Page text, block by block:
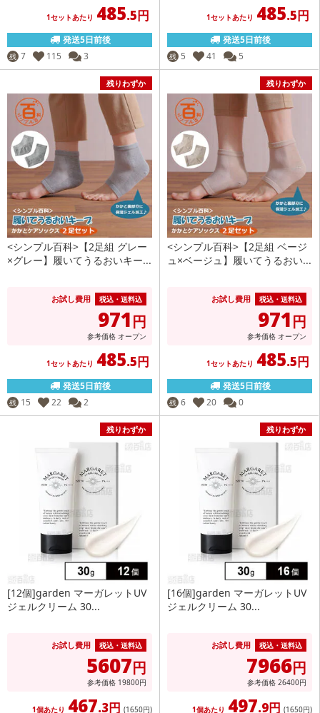
1セットあたり 485.5円
発送5日前後
残 7 115 3
1セットあたり 485.5円
発送5日前後
残 5 41 5
残りわずか
<シンプル百科>【2足組 グレー
×グレー】履いてうるおいキー...
お試し費用 税込・送料込
971円
参考価格 オープン
1セットあたり 485.5円
発送5日前後
残 15 22 2
残りわずか
<シンプル百科>【2足組 ベージ
ュ×ベージュ】履いてうるおい...
お試し費用 税込・送料込
971円
参考価格 オープン
1セットあたり 485.5円
発送5日前後
残 6 20 0
残りわずか
[12個]garden マーガレットUV
ジェルクリーム 30...
お試し費用 税込・送料込
5607円
参考価格 19800円
1個あたり 467.3円 (1650円)
残りわずか
[16個]garden マーガレットUV
ジェルクリーム 30...
お試し費用 税込・送料込
7966円
参考価格 26400円
1個あたり 497.9円 (1650円)